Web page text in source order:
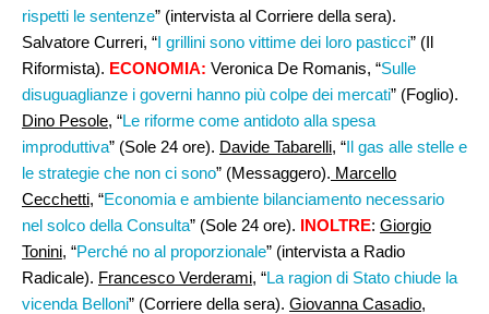
rispetti le sentenze” (intervista al Corriere della sera).
Salvatore Curreri, “I grillini sono vittime dei loro pasticci” (Il
Riformista). ECONOMIA: Veronica De Romanis, “Sulle
disuguaglianze i governi hanno più colpe dei mercati” (Foglio).
Dino Pesole, “Le riforme come antidoto alla spesa
improduttiva” (Sole 24 ore). Davide Tabarelli, “Il gas alle stelle e
le strategie che non ci sono” (Messaggero). Marcello
Cecchetti, “Economia e ambiente bilanciamento necessario
nel solco della Consulta” (Sole 24 ore). INOLTRE: Giorgio
Tonini, “Perché no al proporzionale” (intervista a Radio
Radicale). Francesco Verderami, “La ragion di Stato chiude la
vicenda Belloni” (Corriere della sera). Giovanna Casadio,